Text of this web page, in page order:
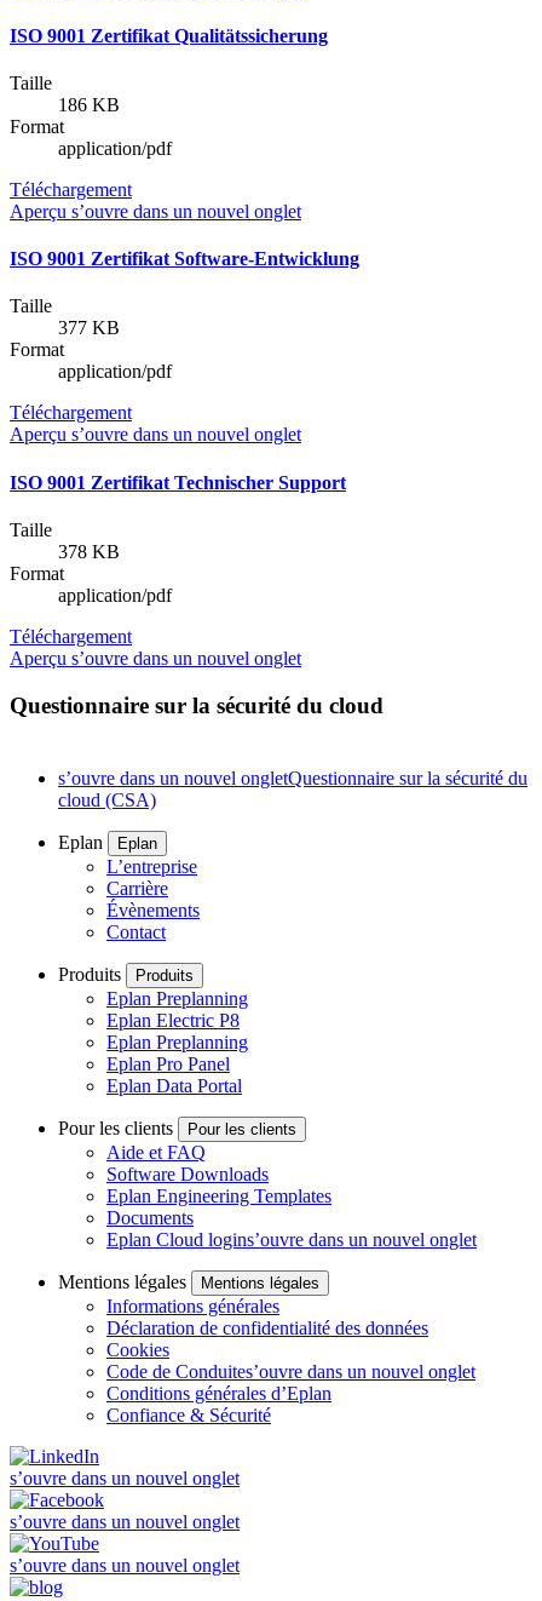
ISO 9001 Zertifikat Qualitätssicherung
Taille
186 KB
Format
application/pdf
Téléchargement
Aperçu s’ouvre dans un nouvel onglet
ISO 9001 Zertifikat Software-Entwicklung
Taille
377 KB
Format
application/pdf
Téléchargement
Aperçu s’ouvre dans un nouvel onglet
ISO 9001 Zertifikat Technischer Support
Taille
378 KB
Format
application/pdf
Téléchargement
Aperçu s’ouvre dans un nouvel onglet
Questionnaire sur la sécurité du cloud
s’ouvre dans un nouvel ongletQuestionnaire sur la sécurité du
cloud (CSA)
Eplan Eplan
L’entreprise
Carrière
Évènements
Contact
Produits Produits
Eplan Preplanning
Eplan Electric P8
Eplan Preplanning
Eplan Pro Panel
Eplan Data Portal
Pour les clients Pour les clients
Aide et FAQ
Software Downloads
Eplan Engineering Templates
Documents
Eplan Cloud logins’ouvre dans un nouvel onglet
Mentions légales Mentions légales
Informations générales
Déclaration de confidentialité des données
Cookies
Code de Conduites’ouvre dans un nouvel onglet
Conditions générales d’Eplan
Confiance & Sécurité
s’ouvre dans un nouvel onglet
s’ouvre dans un nouvel onglet
s’ouvre dans un nouvel onglet